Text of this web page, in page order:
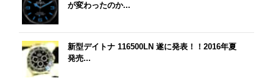
が変わったのか...
新型デイトナ 116500LN 遂に発表！！2016年夏
発売...